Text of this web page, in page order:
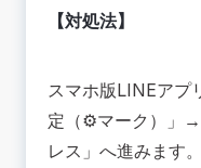
【対処法】
スマホ版LINEアプ
定（⚙️マーク）」
レス」へ進みます。